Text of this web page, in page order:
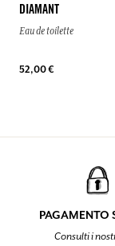
DIAMANT
Eau de toilette
52,00 €
PAGAMENTO
Consulti i